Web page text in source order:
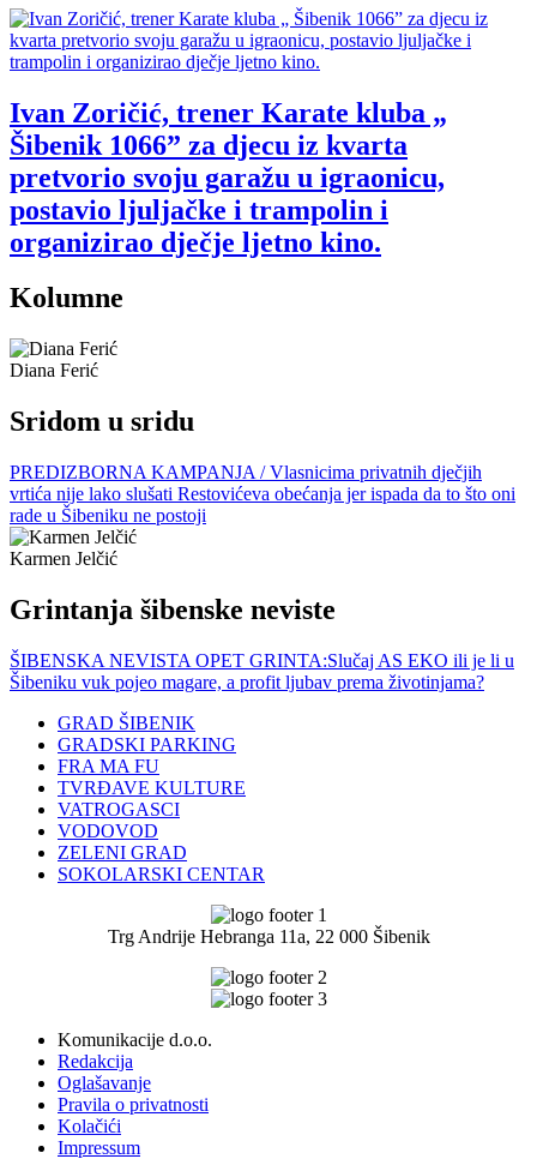
Ivan Zoričić, trener Karate kluba „
Šibenik 1066” za djecu iz kvarta
pretvorio svoju garažu u igraonicu,
postavio ljuljačke i trampolin i
organizirao dječje ljetno kino.
Kolumne
Diana Ferić
Sridom u sridu
PREDIZBORNA KAMPANJA / Vlasnicima privatnih dječjih
vrtića nije lako slušati Restovićeva obećanja jer ispada da to što oni
rade u Šibeniku ne postoji
Karmen Jelčić
Grintanja šibenske neviste
ŠIBENSKA NEVISTA OPET GRINTA:Slučaj AS EKO ili je li u
Šibeniku vuk pojeo magare, a profit ljubav prema životinjama?
GRAD ŠIBENIK
GRADSKI PARKING
FRA MA FU
TVRĐAVE KULTURE
VATROGASCI
VODOVOD
ZELENI GRAD
SOKOLARSKI CENTAR
Trg Andrije Hebranga 11a, 22 000 Šibenik
Komunikacije d.o.o.
Redakcija
Oglašavanje
Pravila o privatnosti
Kolačići
Impressum